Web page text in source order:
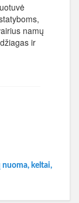
namų
ir
nuoma, keltai,